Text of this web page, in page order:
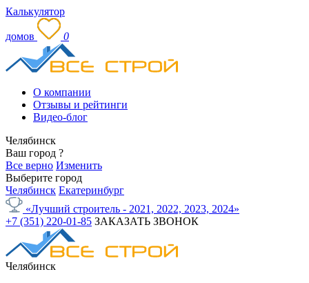
Калькулятор
домов 0
О компании
Отзывы и рейтинги
Видео-блог
Челябинск
Ваш город ?
Все верно Изменить
Выберите город
Челябинск Екатеринбург
«Лучший строитель - 2021, 2022, 2023, 2024»
+7 (351) 220-01-85 ЗАКАЗАТЬ ЗВОНОК
Челябинск